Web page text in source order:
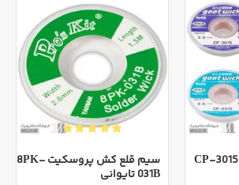
سیم قلع کش گوت CP-3015
سیم قلع کش پروسکیت 8PK-
031B تایوانی